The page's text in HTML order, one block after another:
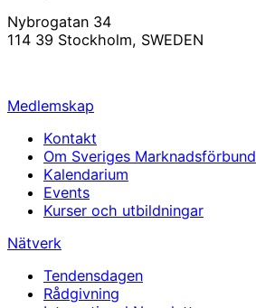
Nybrogatan 34
114 39 Stockholm, SWEDEN
Medlemskap
Kontakt
Om Sveriges Marknadsförbund
Kalendarium
Events
Kurser och utbildningar
Nätverk
Tendensdagen
Rådgivning